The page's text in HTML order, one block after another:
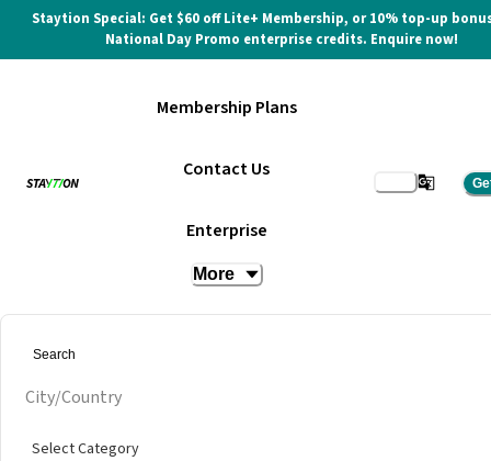
Staytion Special: Get $60 off Lite+ Membership, or 10% top-up
National Day Promo enterprise credits. Enquire now!
Membership Plans
Contact Us
Enterprise
More
City/Country
Select Category